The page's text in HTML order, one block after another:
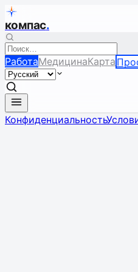
компас.
РаботаМедицинаКарта
Конфиденциальность